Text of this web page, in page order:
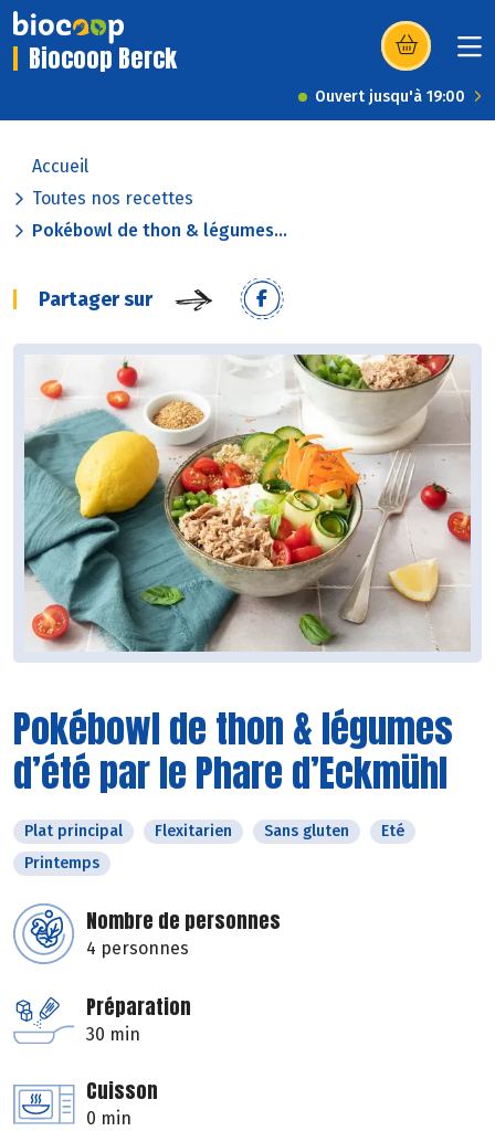
Biocoop Berck (s’ouvre dans
Ouvert jusqu'à 19:00
Accueil
Toutes nos recettes
Pokébowl de thon & légumes...
Partager sur
Pokébowl de thon & légumes
d’été par le Phare d’Eckmühl
Plat principal Flexitarien Sans gluten
Eté
Printemps
Nombre de personnes
4 personnes
Préparation
30 min
Cuisson
0 min